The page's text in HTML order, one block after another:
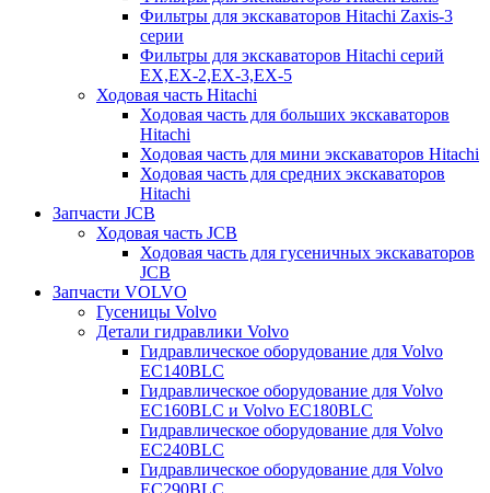
Фильтры для экскаваторов Hitachi Zaxis-3
серии
Фильтры для экскаваторов Hitachi серий
EX,EX-2,EX-3,EX-5
Ходовая часть Hitachi
Ходовая часть для больших экскаваторов
Hitachi
Ходовая часть для мини экскаваторов Hitachi
Ходовая часть для средних экскаваторов
Hitachi
Запчасти JCB
Ходовая часть JCB
Ходовая часть для гусеничных экскаваторов
JCB
Запчасти VOLVO
Гусеницы Volvo
Детали гидравлики Volvo
Гидравлическое оборудование для Volvo
EC140BLC
Гидравлическое оборудование для Volvo
EC160BLC и Volvo EC180BLC
Гидравлическое оборудование для Volvo
EC240BLC
Гидравлическое оборудование для Volvo
EC290BLC